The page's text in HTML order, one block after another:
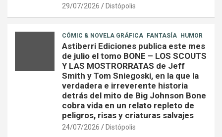
29/07/2026 Distópolis
CÓMIC & NOVELA GRÁFICA FANTASÍA HUMOR
Astiberri Ediciones publica este mes
de julio el tomo BONE – LOS SCOUTS
Y LAS MOSTRORRATAS de Jeff
Smith y Tom Sniegoski, en la que la
verdadera e irreverente historia
detrás del mito de Big Johnson Bone
cobra vida en un relato repleto de
peligros, risas y criaturas salvajes
24/07/2026 Distópolis